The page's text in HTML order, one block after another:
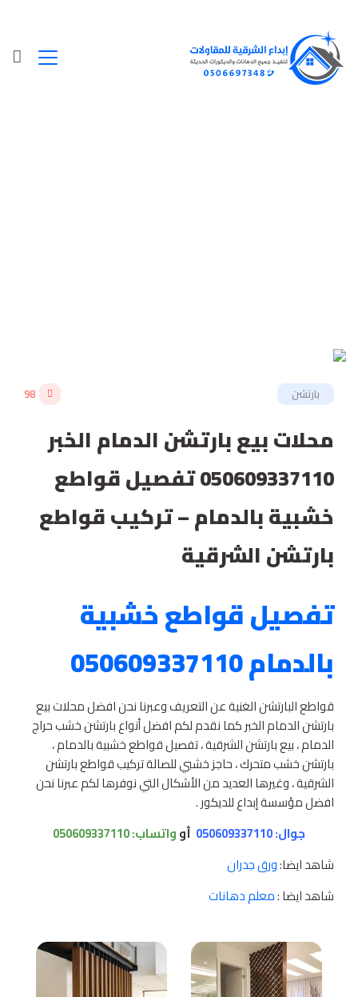
بارتشن 98
محلات بيع بارتشن الدمام الخبر
050609337110 تفصيل قواطع
خشبية بالدمام – تركيب قواطع
بارتشن الشرقية
تفصيل قواطع خشبية
بالدمام 050609337110
قواطع البارتشن الغنية عن التعريف وعبرنا نحن افضل محلات بيع
بارتشن الدمام الخبر كما نقدم لكم افضل أنواع بارتشن خشب حراج
الدمام ، بيع بارتشن الشرقية ، تفصيل قواطع خشبية بالدمام ،
بارتشن خشب متحرك ، حاجز خشبي للصالة تركيب قواطع بارتشن
الشرقية ، وغيرها العديد من الأشكال التي نوفرها لكم عبرنا نحن
افضل مؤسسة إبداع للديكور .
جوال: 050609337110
أوواتساب:050609337110
شاهد ايضا:ورق جدران
شاهد ايضا :معلم دهانات